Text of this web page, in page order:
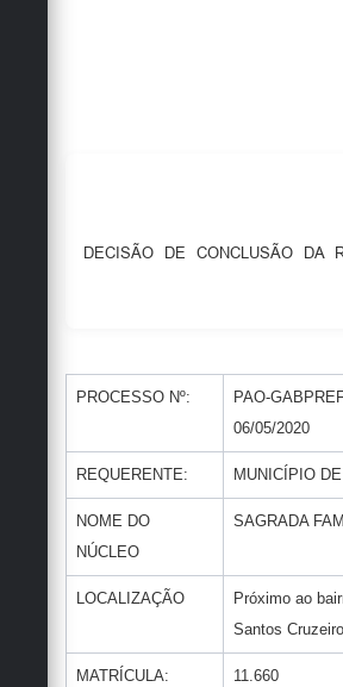
Secretarias
DECISÃO DE CONCLUSÃO DA
PROCESSO Nº:
PAO-
06/05/2020
REQUERENTE: MUNICÍPIO
NOME DO
NÚCLEO
SAGRADA
LOCALIZAÇÃO
Próximo ao
Santos
MATRÍCULA: 11.660